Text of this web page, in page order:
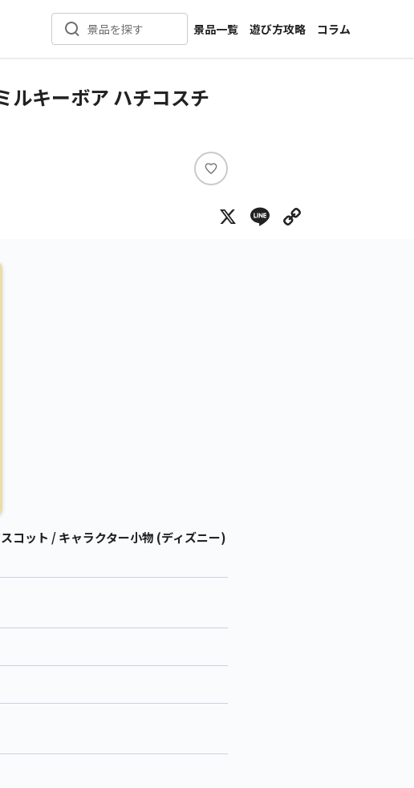
景品を探す
景品一覧
新着景品
カテゴリ一覧
遊び方攻略
コラム
インタビュー
ルキーボア ハチコスチ
い
ね
X Line
コット / キャラクター小物 (ディズニー)